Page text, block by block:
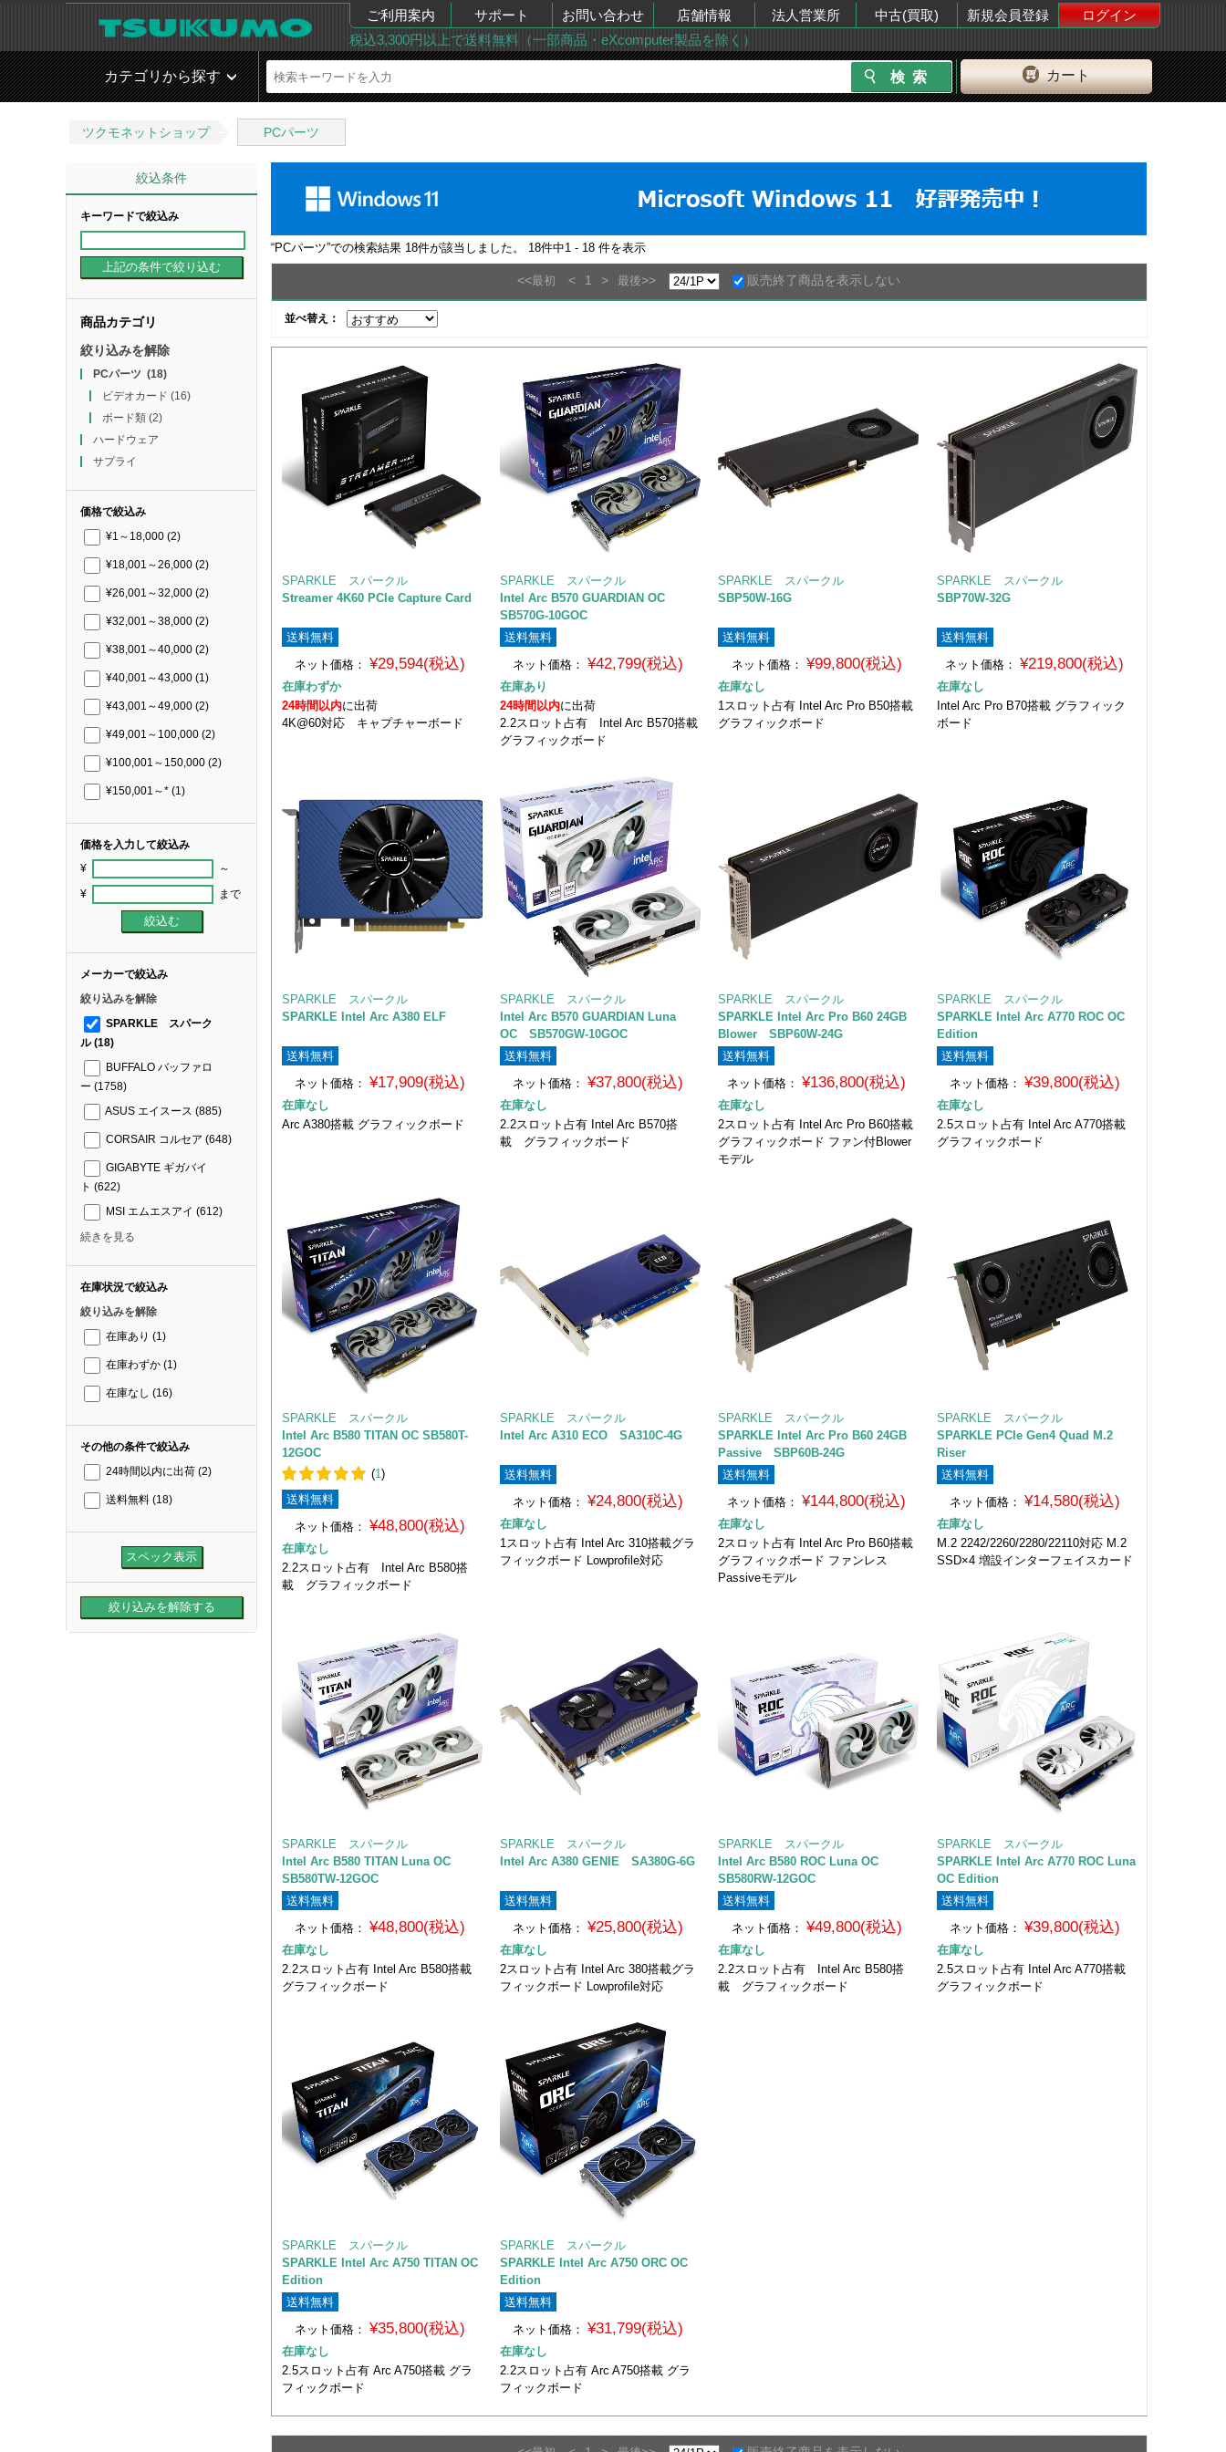
ご利用案内 サポート お問い合わせ 店舗情報 法人営業所 中古(買取) 新規会員登録
ログイン
税込3,300円以上で送料無料（一部商品・eXcomputer製品を除く）
カート
カテゴリから探す
ツクモネットショップ PCパーツ
絞込条件
キーワードで絞込み
商品カテゴリ
絞り込みを解除
PCパーツ (18)
ビデオカード (16)
ボード類(2)
ハードウェア
サプライ
価格で絞込み
¥1～18,000 (2)
¥18,001～26,000 (2)
¥26,001～32,000 (2)
¥32,001～38,000 (2)
¥38,001～40,000 (2)
¥40,001～43,000 (1)
¥43,001～49,000 (2)
¥49,001～100,000 (2)
¥100,001～150,000 (2)
¥150,001～* (1)
価格を入力して絞込み
¥ ～
¥ まで
メーカーで絞込み
絞り込みを解除
SPARKLE スパーク
ル(18)
BUFFALO バッファロ
ー (1758)
ASUS エイスース (885)
CORSAIR コルセア (648)
GIGABYTE ギガバイ
ト (622)
MSI エムエスアイ (612)
続きを見る
在庫状況で絞込み
絞り込みを解除
在庫あり (1)
在庫わずか (1)
在庫なし (16)
その他の条件で絞込み
24時間以内に出荷 (2)
送料無料 (18)
“PCパーツ”での検索結果 18件が該当しました。 18件中1 - 18 件を表示
<<最初 < 1 > 最後>> 販売終了商品を表示しない
並べ替え：
SPARKLE スパークル
Streamer 4K60 PCIe Capture Card
送料無料
ネット価格：
¥29,594(税込)
在庫わずか
24時間以内に出荷
4K@60対応 キャプチャーボード
SPARKLE スパークル
Intel Arc B570 GUARDIAN OC
SB570G-10GOC
送料無料
ネット価格：
¥42,799(税込)
在庫あり
24時間以内に出荷
2.2スロット占有 Intel Arc B570搭載
グラフィックボード
SPARKLE スパークル
SBP50W-16G
送料無料
ネット価格： ¥99,800(税込)
在庫なし
1スロット占有 Intel Arc Pro B50搭載
グラフィックボード
SPARKLE スパークル
SBP70W-32G
送料無料
ネット価格：
¥219,800(税込)
在庫なし
Intel Arc Pro B70搭載 グラフィック
ボード
SPARKLE スパークル
SPARKLE Intel Arc A380 ELF
送料無料
ネット価格：
¥17,909(税込)
在庫なし
Arc A380搭載 グラフィックボード
SPARKLE スパークル
Intel Arc B570 GUARDIAN Luna
OC SB570GW-10GOC
送料無料
ネット価格：
¥37,800(税込)
在庫なし
2.2スロット占有 Intel Arc B570搭
載 グラフィックボード
SPARKLE スパークル
SPARKLE Intel Arc Pro B60 24GB
Blower SBP60W-24G
送料無料
ネット価格：
¥136,800(税込)
在庫なし
2スロット占有 Intel Arc Pro B60搭載
グラフィックボード ファン付Blower
モデル
SPARKLE スパークル
SPARKLE Intel Arc A770 ROC OC
Edition
送料無料
ネット価格： ¥39,800(税込)
在庫なし
2.5スロット占有 Intel Arc A770搭載
グラフィックボード
SPARKLE スパークル
Intel Arc B580 TITAN OC SB580T-
12GOC
(1)
送料無料
ネット価格：
¥48,800(税込)
在庫なし
2.2スロット占有 Intel Arc B580搭
載 グラフィックボード
SPARKLE スパークル
Intel Arc A310 ECO SA310C-4G
送料無料
ネット価格：
¥24,800(税込)
在庫なし
1スロット占有 Intel Arc 310搭載グラ
フィックボード Lowprofile対応
SPARKLE スパークル
SPARKLE Intel Arc Pro B60 24GB
Passive SBP60B-24G
送料無料
ネット価格：
¥144,800(税込)
在庫なし
2スロット占有 Intel Arc Pro B60搭載
グラフィックボード ファンレス
Passiveモデル
SPARKLE スパークル
SPARKLE PCIe Gen4 Quad M.2
Riser
送料無料
ネット価格： ¥14,580(税込)
在庫なし
M.2 2242/2260/2280/22110対応 M.2
SSD×4 増設インターフェイスカード
SPARKLE スパークル
Intel Arc B580 TITAN Luna OC
SB580TW-12GOC
送料無料
ネット価格：
¥48,800(税込)
在庫なし
2.2スロット占有 Intel Arc B580搭載
グラフィックボード
SPARKLE スパークル
Intel Arc A380 GENIE SA380G-6G
送料無料
ネット価格：
¥25,800(税込)
在庫なし
2スロット占有 Intel Arc 380搭載グラ
フィックボード Lowprofile対応
SPARKLE スパークル
Intel Arc B580 ROC Luna OC
SB580RW-12GOC
送料無料
ネット価格： ¥49,800(税込)
在庫なし
2.2スロット占有 Intel Arc B580搭
載 グラフィックボード
SPARKLE スパークル
SPARKLE Intel Arc A770 ROC Luna
OC Edition
送料無料
ネット価格： ¥39,800(税込)
在庫なし
2.5スロット占有 Intel Arc A770搭載
グラフィックボード
SPARKLE スパークル
SPARKLE Intel Arc A750 TITAN OC
Edition
送料無料
ネット価格：
¥35,800(税込)
在庫なし
2.5スロット占有 Arc A750搭載 グラ
フィックボード
SPARKLE スパークル
SPARKLE Intel Arc A750 ORC OC
Edition
送料無料
ネット価格：
¥31,799(税込)
在庫なし
2.2スロット占有 Arc A750搭載 グラ
フィックボード